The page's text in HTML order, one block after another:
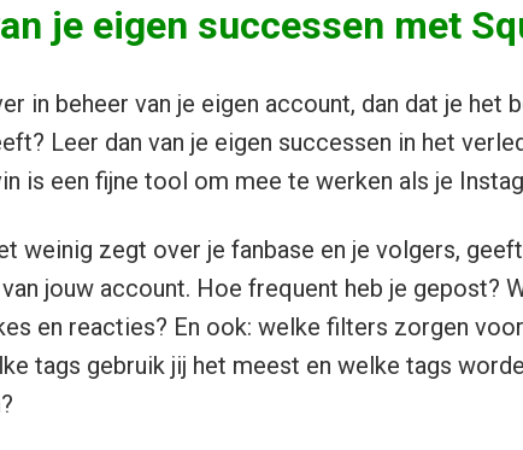
je eigen successen met
in beheer van je eigen account, dan dat je het
Leer dan van je eigen successen in het
is een fijne tool om mee te werken als je
weinig zegt over je fanbase en je volgers,
jouw account. Hoe frequent heb je gepost?
en reacties? En ook: welke filters zorgen
tags gebruik jij het meest en welke tags